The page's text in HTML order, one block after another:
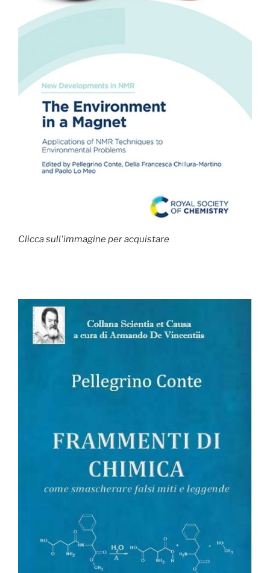
Clicca sull'immagine per acquistare